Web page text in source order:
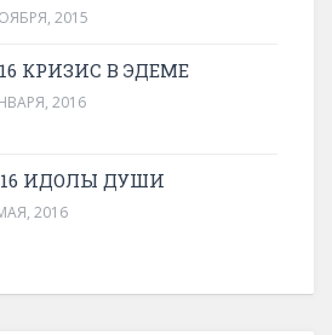
2015
КРИЗИС В ЭДЕМЕ
2016
ИДОЛЫ ДУШИ
2016